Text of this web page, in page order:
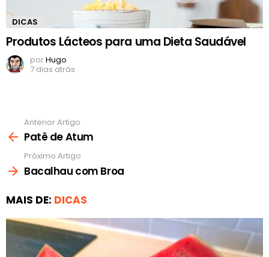
DICAS
Produtos Lácteos para uma Dieta Saudável
porHugo
7 dias atrás
mais
Anterior Artigo
Patê de Atum
Próximo Artigo
Bacalhau com Broa
MAIS DE: DICAS